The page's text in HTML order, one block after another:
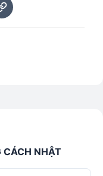
CÁCH NHẬT